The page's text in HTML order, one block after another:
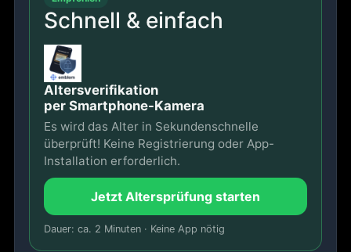
Schnell & einfach
Altersverifikation
per Smartphone-Kamera
Es wird das Alter in Sekundenschnelle
überprüft! Keine Registrierung oder App-
Installation erforderlich.
Jetzt Altersprüfung starten
Dauer: ca. 2 Minuten · Keine App nötig